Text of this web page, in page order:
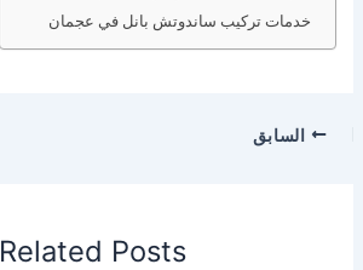
خدمات تركيب ساندوتش بانل في عجمان
السابق
Related Posts